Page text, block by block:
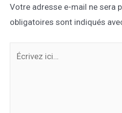
Votre adresse e-mail ne sera
obligatoires sont indiqués